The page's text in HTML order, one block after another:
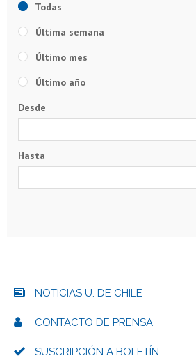
Todas
Última semana
Último mes
Último año
Desde
Hasta
NOTICIAS U. DE CHILE
CONTACTO DE PRENSA
SUSCRIPCIÓN A BOLETÍN